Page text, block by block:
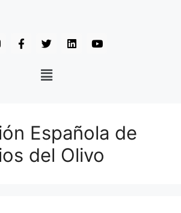
Española de
del Olivo